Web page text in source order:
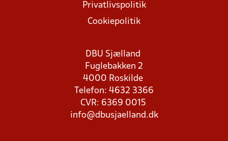
Privatlivspolitik
Cookiepolitik
DBU Sjælland
Fuglebakken 2
4000 Roskilde
Telefon: 4632 3366
CVR: 6369 0015
info@dbusjaelland.dk